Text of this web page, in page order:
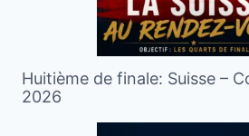
Huitième de finale: Suisse –
2026